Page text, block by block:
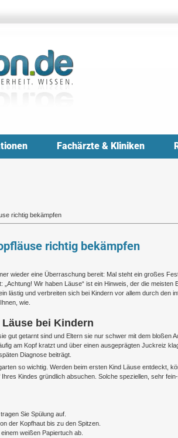
Fachärzte & Kliniken
richtig bekämpfen
richtig bekämpfen
wieder eine Überraschung bereit: Mal steht ein großes
Wir haben Läuse“ ist ein Hinweis, der die
lästig und verbreiten sich bei Kindern vor allem durch den
wie.
bei Kindern
gut getarnt sind und Eltern sie nur schwer mit dem bloßen
am Kopf kratzt und über einen ausgeprägten Juckreiz
Diagnose beiträgt.
so wichtig. Werden beim ersten Kind Läuse entdeckt,
Kindes gründlich absuchen. Solche speziellen, sehr
Sie Spülung auf.
der Kopfhaut bis zu den Spitzen.
weißen Papiertuch ab.